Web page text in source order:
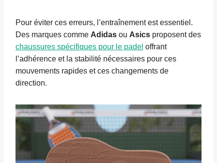
Pour éviter ces erreurs, l’entraînement est essentiel.
Des marques comme Adidas ou Asics proposent des
chaussures spécifiques pour le padel offrant
l’adhérence et la stabilité nécessaires pour ces
mouvements rapides et ces changements de
direction.